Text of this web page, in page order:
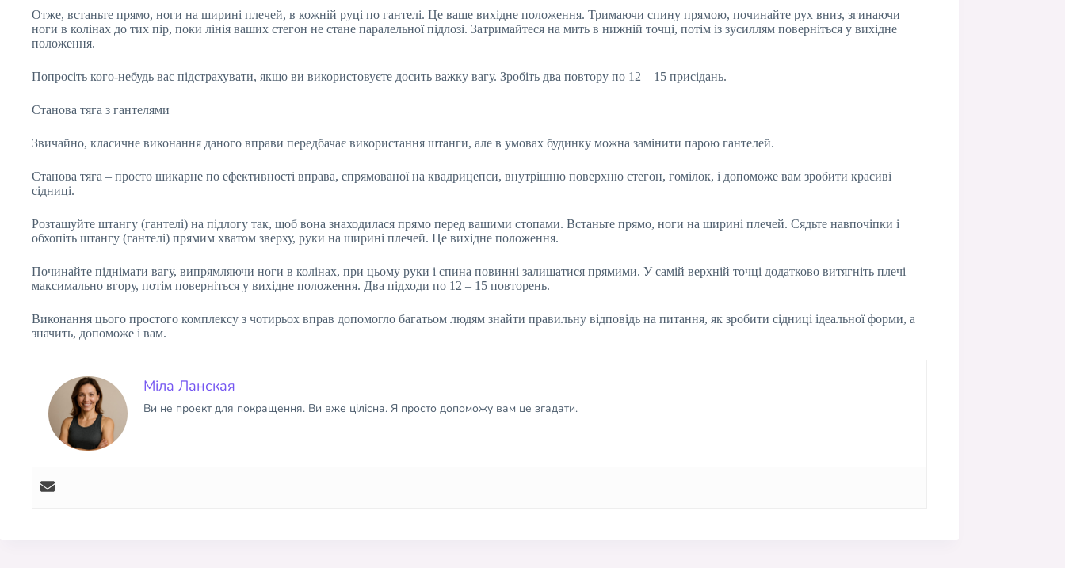
Отже, встаньте прямо, ноги на ширині плечей, в кожній руці по гантелі. Це ваше вихідне положення. Тримаючи спину прямою, починайте рух вниз, згинаючи
ноги в колінах до тих пір, поки лінія ваших стегон не стане паралельної підлозі. Затримайтеся на мить в нижній точці, потім із зусиллям поверніться у вихідне
положення.
Попросіть кого-небудь вас підстрахувати, якщо ви використовуєте досить важку вагу. Зробіть два повтору по 12 – 15 присідань.
Станова тяга з гантелями
Звичайно, класичне виконання даного вправи передбачає використання штанги, але в умовах будинку можна замінити парою гантелей.
Станова тяга – просто шикарне по ефективності вправа, спрямованої на квадрицепси, внутрішню поверхню стегон, гомілок, і допоможе вам зробити красиві
сідниці.
Розташуйте штангу (гантелі) на підлогу так, щоб вона знаходилася прямо перед вашими стопами. Встаньте прямо, ноги на ширині плечей. Сядьте навпочіпки і
обхопіть штангу (гантелі) прямим хватом зверху, руки на ширині плечей. Це вихідне положення.
Починайте піднімати вагу, випрямляючи ноги в колінах, при цьому руки і спина повинні залишатися прямими. У самій верхній точці додатково витягніть плечі
максимально вгору, потім поверніться у вихідне положення. Два підходи по 12 – 15 повторень.
Виконання цього простого комплексу з чотирьох вправ допомогло багатьом людям знайти правильну відповідь на питання, як зробити сідниці ідеальної форми, а
значить, допоможе і вам.
Міла Ланская
Ви не проект для покращення. Ви вже цілісна. Я просто допоможу вам це згадати.